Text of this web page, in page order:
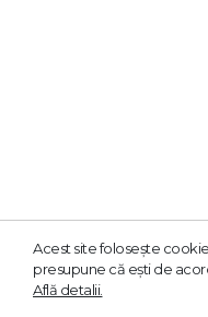
Acest site foloseşte
presupune că eşti de
Află detalii.